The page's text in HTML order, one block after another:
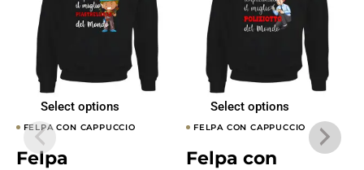
Select options
FELPA CON CAPPUCCIO
Felpa
Select options
FELPA CON CAPPUCCIO
Felpa con